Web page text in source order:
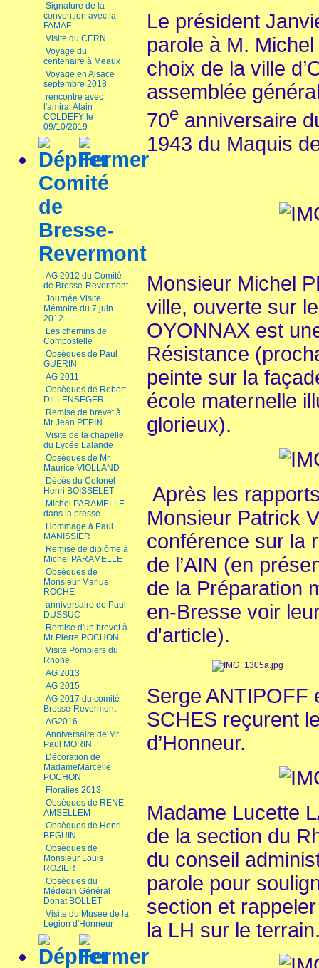
Signature de la
convention avec la
FAMAF
Visite du CERN
Voyage du
centenaire à Meaux
Voyage en Alsace
septembre 2018
rencontre avec
l'amiral Alain
COLDEFY le
09/10/2019
Comité
de
Bresse-
Revermont
AG 2012 du Comité
de Bresse-Revermont
Journée Visite
Mémoire du 7 juin
2012
Les chemins de
Compostelle
Obsèques de Paul
GUERIN
AG 2011
Obsèques de Robert
DILLENSEGER
Remise de brevet à
Mr Jean PEPIN
Visite de la chapelle
du Lycée Lalande
Obsèques de Mr
Maurice VIOLLAND
Décès du Colonel
Henri BOISSELET
Michel PARAMELLE
dans la presse
Hommage à Paul
MANISSIER
Remise de diplôme à
Michel PARAMELLE
Obsèques de
Monsieur Marius
ROCHE
anniversaire de Paul
DUSSUC
Remise d'un brevet à
Mr Pierre POCHON
Visite Pompiers du
Rhone
AG 2013
AG 2015
AG 2017 du comité
Bresse-Revermont
AG2016
Anniversaire de Mr
Paul MORIN
Décoration de
MadameMarcelle
POCHON
Floralies 2013
Obsèques de RENE
AMSELLEM
Obsèques de Henri
BEGUIN
Obsèques de
Monsieur Louis
ROZIER
Obsèques du
Médecin Général
Donat BOLLET
Visite du Musée de la
Légion d'Honneur
Le président
parole à M.
choix de la ville
assemblée
70e anniversaire
1943 du Maquis
Monsieur Michel
ville, ouverte sur
OYONNAX est
Résistance
peinte sur la
école maternelle
glorieux).
Après les
Monsieur Patrick
conférence sur la
de l’AIN (en
de la Préparation
en-Bresse voir
d'article).
Serge ANTIPOFF
SCHES reçurent
d’Honneur.
Madame Lucette
de la section du
du conseil
parole pour
section et
la LH sur le